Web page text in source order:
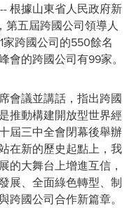
根據山東省人民政府新
第五屆跨國公司領導人
跨國公司的550餘名
的跨國公司有99家。
會議並講話，指出跨國
推動構建開放型世界經
屆三中全會閉幕後舉辦
在新的歷史起點上，我
的大舞台上增進互信，
展、全面綠色轉型、制
跨國公司合作新篇章。